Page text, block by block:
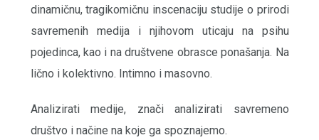
dinamičnu, tragikomičnu inscenaciju studije o prirodi
savremenih medija i njihovom uticaju na psihu
pojedinca, kao i na društvene obrasce ponašanja. Na
lično i kolektivno. Intimno i masovno.
Analizirati medije, znači analizirati savremeno
društvo i načine na koje ga spoznajemo.